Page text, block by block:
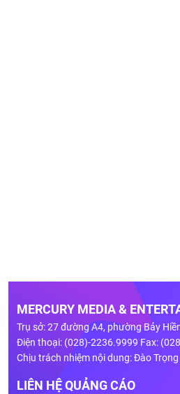
MERCURY MEDIA &
Trụ sở: 27 đường A4, phường Bảy
Điện thoại: (028)-2236.9999 Fax:
Chịu trách nhiệm nội dung: Đào
LIÊN HỆ QUẢNG CÁO